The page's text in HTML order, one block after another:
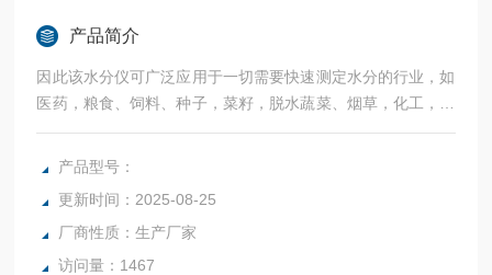
产品简介
因此该水分仪可广泛应用于一切需要快速测定水分的行业，如
医药，粮食、饲料、种子，菜籽，脱水蔬菜、烟草，化工，茶
叶，食品、肉类以及纺织，农林、造纸、橡胶、塑胶、纺织等
行业中的实验室与生产过程中。同时满足固体、颗粒、粉末、
司始终立志于为用户提供多用途，多性能的高质量产品，为您
打造快速，准确，物超所值的水分测定仪**。
产品型号：
更新时间：2025-08-25
厂商性质：生产厂家
访问量：1467